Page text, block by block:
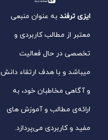
ایزی ترفند به عنوان منبعی
معتبر از مطالب کاربردی و
تخصصی در حال فعالیت
میباشد و با هدف ارتقاء دانش
و آگاهی مخاطبان خود، به
ارائه‌ی مطالب و آموزش‌ های
مفید و کاربردی می‌پردازد.